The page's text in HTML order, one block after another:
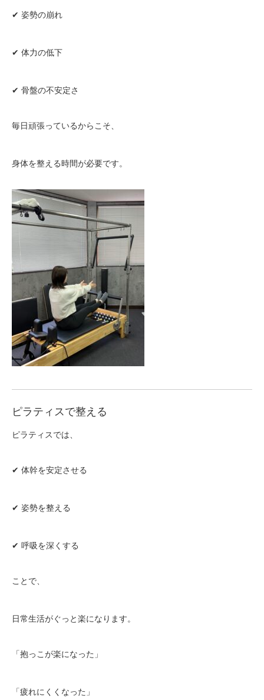
✔ 姿勢の崩れ
✔ 体力の低下
✔ 骨盤の不安定さ
毎日頑張っているからこそ、
身体を整える時間が必要です。
ピラティスで整える
ピラティスでは、
✔ 体幹を安定させる
✔ 姿勢を整える
✔ 呼吸を深くする
ことで、
日常生活がぐっと楽になります。
「抱っこが楽になった」
「疲れにくくなった」